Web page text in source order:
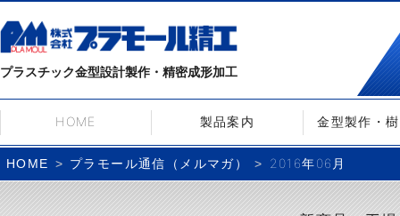
プラスチック金型設計製作・精密成形加工
HOME 製品案内 金型製作・
HOME プラモール通信（メルマガ） 2016年06月